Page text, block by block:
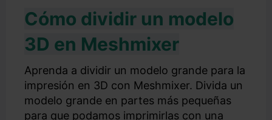
Cómo dividir un modelo
3D en Meshmixer
Aprenda a dividir un modelo grande para la
impresión en 3D con Meshmixer. Divida un
modelo grande en partes más pequeñas
para que podamos imprimirlas con una